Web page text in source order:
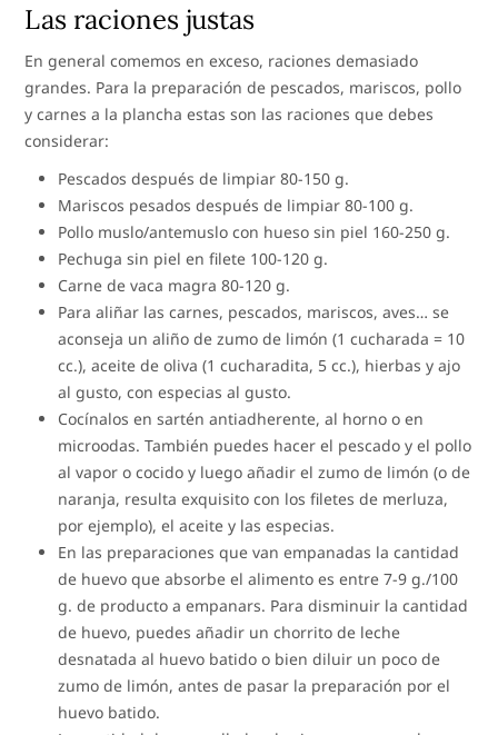
Las raciones justas
En general comemos en exceso, raciones demasiado
grandes. Para la preparación de pescados, mariscos, pollo
y carnes a la plancha estas son las raciones que debes
considerar:
Pescados después de limpiar 80-150 g.
Mariscos pesados después de limpiar 80-100 g.
Pollo muslo/antemuslo con hueso sin piel 160-250 g.
Pechuga sin piel en filete 100-120 g.
Carne de vaca magra 80-120 g.
Para aliñar las carnes, pescados, mariscos, aves… se
aconseja un aliño de zumo de limón (1 cucharada = 10
cc.), aceite de oliva (1 cucharadita, 5 cc.), hierbas y ajo
al gusto, con especias al gusto.
Cocínalos en sartén antiadherente, al horno o en
microodas. También puedes hacer el pescado y el pollo
al vapor o cocido y luego añadir el zumo de limón (o de
naranja, resulta exquisito con los filetes de merluza,
por ejemplo), el aceite y las especias.
En las preparaciones que van empanadas la cantidad
de huevo que absorbe el alimento es entre 7-9 g./100
g. de producto a empanars. Para disminuir la cantidad
de huevo, puedes añadir un chorrito de leche
desnatada al huevo batido o bien diluir un poco de
zumo de limón, antes de pasar la preparación por el
huevo batido.